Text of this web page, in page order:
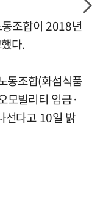
조합이 2018년
다.
동조합(화섬식품
모빌리티 임금·
선다고 10일 밝